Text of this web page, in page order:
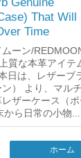
That Will
Time
ムーン/
質な本革アイテ
日は、レザーブ
ン） より、マル
レザーケース（
から日常の小物...
ホーム